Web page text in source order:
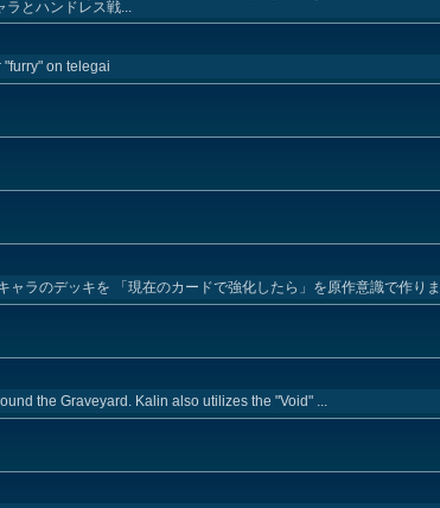
とハンドレス戦...
"furry" on telegai
ラのデッキを 「現在のカードで強化したら」を原作意識で作りま
the Graveyard. Kalin also utilizes the "Void" ...